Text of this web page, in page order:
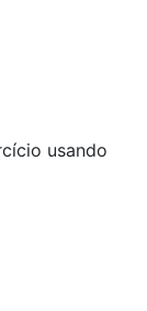
usando